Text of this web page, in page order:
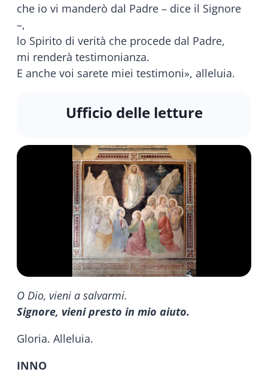
che io vi manderò dal Padre – dice il Signore
–,
lo Spirito di verità che procede dal Padre,
mi renderà testimonianza.
E anche voi sarete miei testimoni», alleluia.
Ufficio delle letture
O Dio, vieni a salvarmi.
Signore, vieni presto in mio aiuto.
Gloria. Alleluia.
INNO